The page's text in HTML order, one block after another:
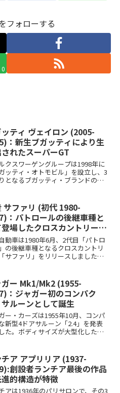
フォローする
0
ティ ヴェイロン (2005-
：新生ブガッティにより生
れたスーパーGT
クスワーゲングループは1998年に
ガッティ・オトモビル」を設立し、3
となるブガッティ・ブランドの復
サファリ (初代 1980-
：パトロールの後継車種と
登場したクロスカントリー
動車は1980年6月、2代目「パトロ
の後継車種となるクロスカントリ
サファリ」をリリースしました。
ガー Mk1/Mk2 (1955-
：ジャガー初のコンパク
サルーンとして誕生
ー・カーズは1955年10月、コンパ
新型4ドアサルーン「2.4」を発表
た。ボディサイズが大型化した主
チア アプリリア (1937-
創設者ランチア最後の作品
的構造が特徴
アは1936年のパリサロンで、その3